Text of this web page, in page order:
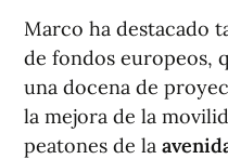
Marco ha destacado
de fondos europeos,
una docena de
la mejora de la
peatones de la